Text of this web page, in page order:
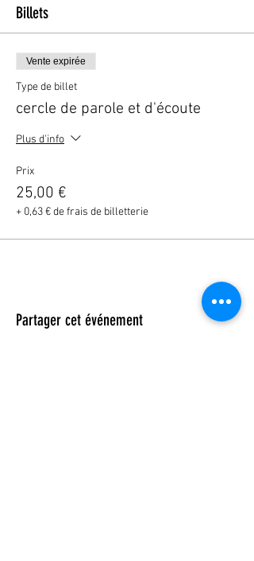
Billets
Vente expirée
Type de billet
cercle de parole et d'écoute
Plus d'info
Prix
25,00 €
+ 0,63 € de frais de billetterie
Partager cet événement